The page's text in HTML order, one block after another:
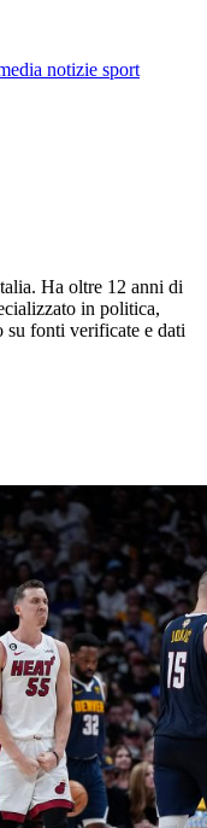
notizie sport
Ha oltre 12 anni di
in politica,
su fonti verificate e dati